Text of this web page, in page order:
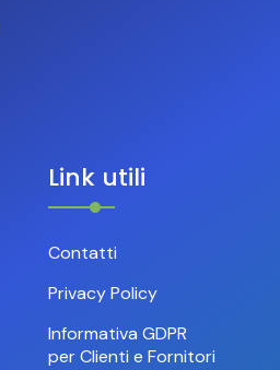
Link utili
Contatti
Privacy Policy
Informativa GDPR
per Clienti e Fornitori